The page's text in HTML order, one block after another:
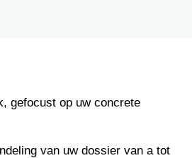
gefocust op uw concrete
van uw dossier van a tot